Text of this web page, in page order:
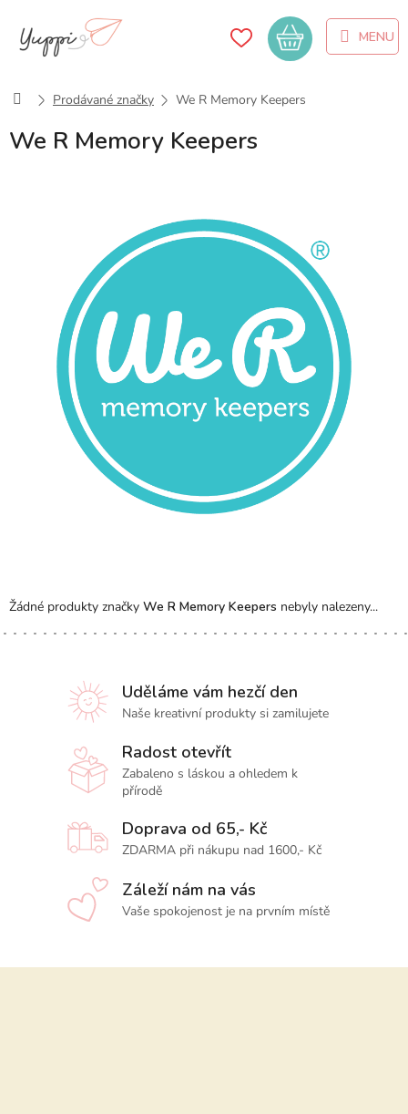
obsah
Nákupní
košík
DomůProdávané značky We R Memory Keepers
We R Memory Keepers
Žádné produkty značky We R Memory Keepers nebyly nalezeny...
Uděláme vám hezčí den
Naše kreativní produkty si zamilujete
Radost otevřít
Zabaleno s láskou a ohledem k
přírodě
Doprava od 65,- Kč
ZDARMA při nákupu nad 1600,- Kč
Záleží nám na vás
Vaše spokojenost je na prvním místě